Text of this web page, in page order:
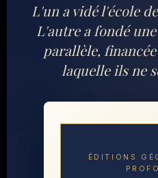
L'un a vidé l'école
L'autre a fondé
parallèle,
laquelle ils ne
ÉDITIONS